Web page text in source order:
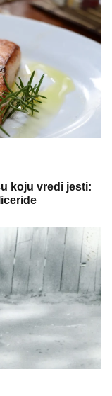
koju vredi jesti: